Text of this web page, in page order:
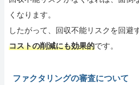
くなります。
したがって、回収不能リスクを回避
コストの削減にも効果的です。
ファクタリングの審査について